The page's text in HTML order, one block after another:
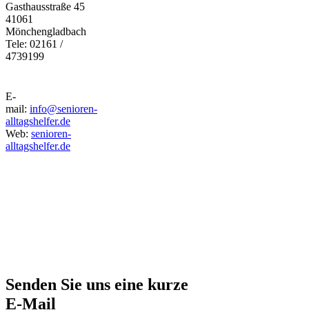
Gasthausstraße 45
41061
Mönchengladbach
Tele: 02161 /
4739199
E-
mail: info@senioren-
alltagshelfer.de
Web: senioren-
alltagshelfer.de
Senden Sie uns eine kurze
E-Mail